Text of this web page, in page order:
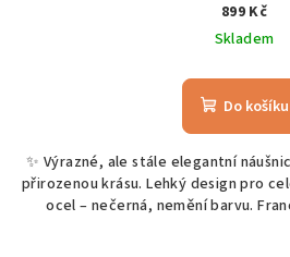
899 Kč
Skladem
Do košíku
✨ Výrazné, ale stále elegantní
přirozenou krásu. Lehký design pro
ocel – nečerná, nemění barvu.